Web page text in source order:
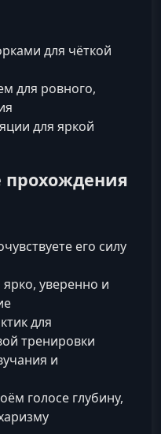
для чёткой
для ровного,
для яркой
прохождения
его силу
уверенно и
для
тренировки
и
голосе глубину,